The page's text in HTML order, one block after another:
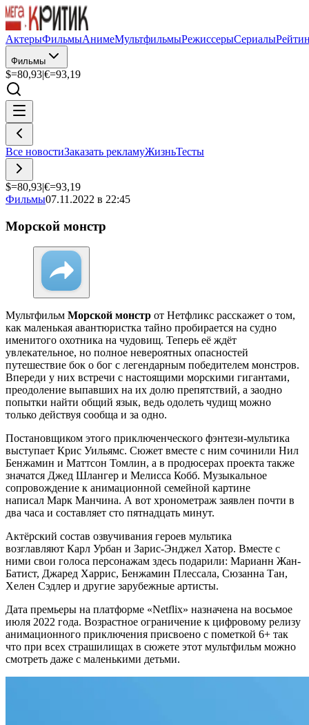
АктерыФильмыАнимеМультфильмыРежиссерыСериалы
Фильмы
$=80,93|€=93,19
Все новостиЗаказать рекламуЖизньТесты
$=80,93|€=93,19
Фильмы07.11.2022 в 22:45
Морской монстр
Мультфильм Морской монстр от Нетфликс расскажет о том,
как маленькая авантюристка тайно пробирается на судно
именитого охотника на чудовищ. Теперь её ждёт
увлекательное, но полное невероятных опасностей
путешествие бок о бог с легендарным победителем монстров.
Впереди у них встречи с настоящими морскими гигантами,
преодоление выпавших на их долю препятствий, а заодно
попытки найти общий язык, ведь одолеть чудищ можно
только действуя сообща и за одно.
Постановщиком этого приключенческого фэнтези-мультика
выступает Крис Уильямс. Сюжет вместе с ним сочинили Нил
Бенжамин и Маттсон Томлин, а в продюсерах проекта также
значатся Джед Шлангер и Мелисса Кобб. Музыкальное
сопровождение к анимационной семейной картине
написал Марк Манчина. А вот хронометраж заявлен почти в
два часа и составляет сто пятнадцать минут.
Актёрский состав озвучивания героев мультика
возглавляют Карл Урбан и Зарис-Энджел Хатор. Вместе с
ними свои голоса персонажам здесь подарили: Марианн Жан-
Батист, Джаред Харрис, Бенжамин Плессала, Сюзанна Тан,
Хелен Сэдлер и другие зарубежные артисты.
Дата премьеры на платформе «Netflix» назначена на восьмое
июля 2022 года. Возрастное ограничение к цифровому релизу
анимационного приключения присвоено с пометкой 6+ так
что при всех страшилищах в сюжете этот мультфильм можно
смотреть даже с маленькими детьми.